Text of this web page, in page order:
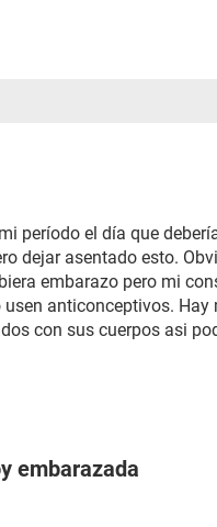
período el día que
dejar asentado esto.
embarazo pero mi
anticonceptivos. Hay
con sus cuerpos asi
embarazada